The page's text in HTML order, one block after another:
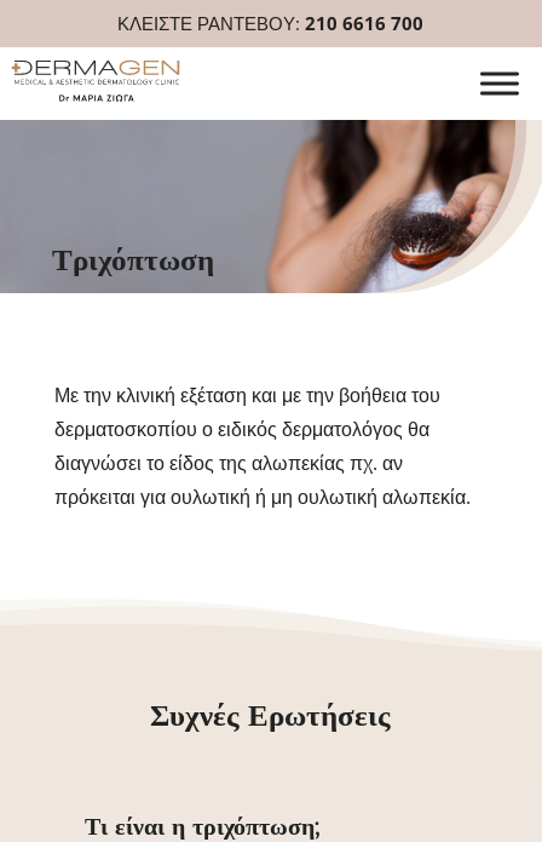
ΚΛΕΙΣΤΕ ΡΑΝΤΕΒΟΥ:210 6616 700
Τριχόπτωση
Με την κλινική εξέταση και με την βοήθεια του
δερματοσκοπίου ο ειδικός δερματολόγος θα
διαγνώσει το είδος της αλωπεκίας πχ. αν
πρόκειται για ουλωτική ή μη ουλωτική αλωπεκία.
Συχνές Ερωτήσεις
Τι είναι η τριχόπτωση;